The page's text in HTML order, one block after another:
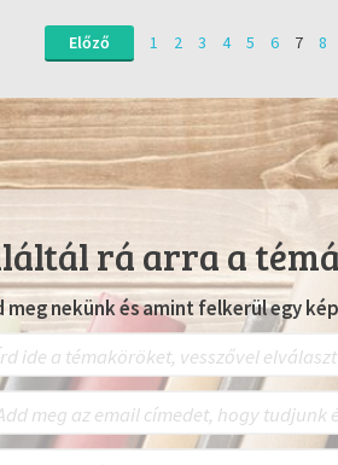
Előző 1 2 3 4 5 6 7 8
rá arra a
meg nekünk és amint felkerül egy